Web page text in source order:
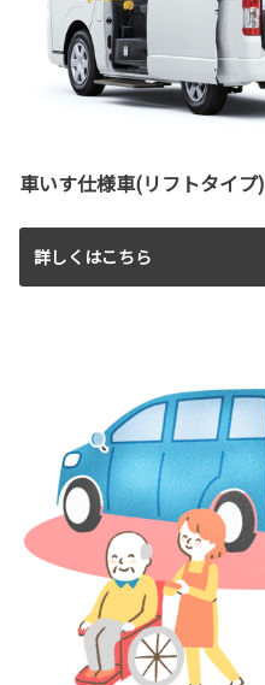
車いす仕様車(リフトタイプ)
詳しくはこちら